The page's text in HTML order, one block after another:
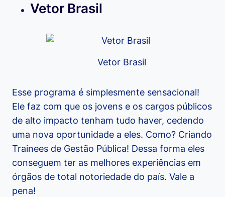
Vetor Brasil
Vetor Brasil
Esse programa é simplesmente sensacional!
Ele faz com que os jovens e os cargos públicos
de alto impacto tenham tudo haver, cedendo
uma nova oportunidade a eles. Como? Criando
Trainees de Gestão Pública! Dessa forma eles
conseguem ter as melhores experiências em
órgãos de total notoriedade do país. Vale a
pena!